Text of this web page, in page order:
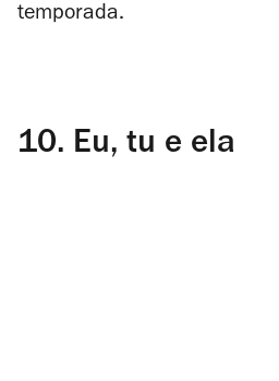
temporada.
10. Eu, tu e ela